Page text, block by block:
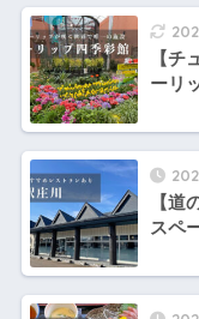
【チ
ーリ
【道
スペ